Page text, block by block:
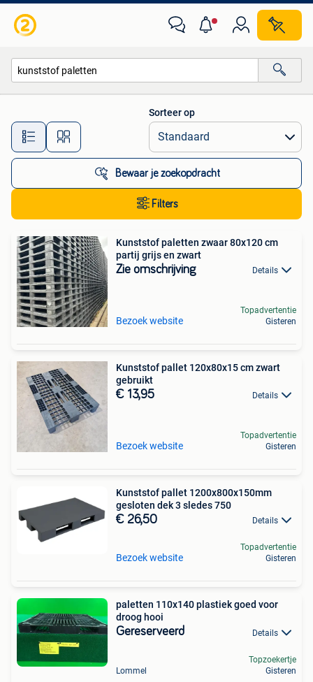
Alle afstanden…
Sorteer op
Bewaar je zoekopdracht
Filters
Kunststof paletten zwaar 80x120 cm
partij grijs en zwart
Zie omschrijving Details
Bezoek website
Topadvertentie
Gisteren
Kunststof pallet 120x80x15 cm zwart
gebruikt
€ 13,95 Details
Bezoek website
Topadvertentie
Gisteren
Kunststof pallet 1200x800x150mm
gesloten dek 3 sledes 750
€ 26,50 Details
Bezoek website
Topadvertentie
Gisteren
paletten 110x140 plastiek goed voor
droog hooi
Gereserveerd Details
Lommel
Topzoekertje
Gisteren